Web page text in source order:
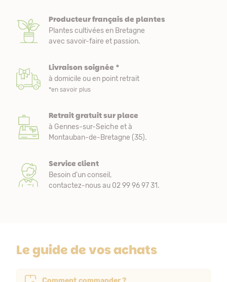
Producteur français de plantes
Plantes cultivées en Bretagne
avec savoir-faire et passion.
Livraison soignée *
à domicile ou en point retrait
*en savoir plus
Retrait gratuit sur place
à Gennes-sur-Seiche et à
Montauban-de-Bretagne (35).
Service client
Besoin d’un conseil,
contactez-nous au 02 99 96 97 31.
Le guide de vos achats